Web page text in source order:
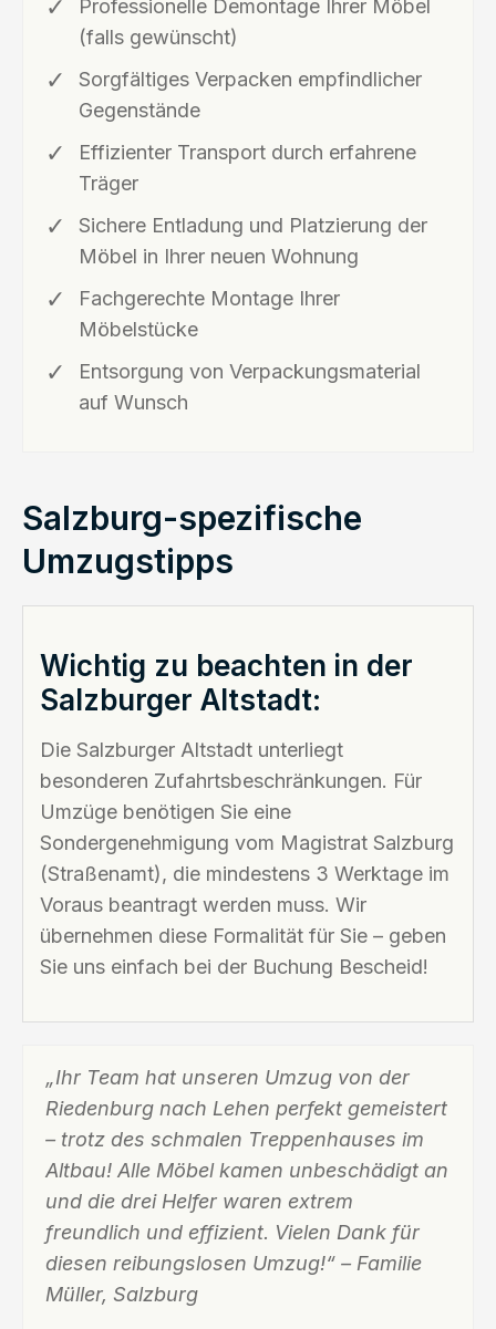
Professionelle Demontage Ihrer Möbel
(falls gewünscht)
Sorgfältiges Verpacken empfindlicher
Gegenstände
Effizienter Transport durch erfahrene
Träger
Sichere Entladung und Platzierung der
Möbel in Ihrer neuen Wohnung
Fachgerechte Montage Ihrer
Möbelstücke
Entsorgung von Verpackungsmaterial
auf Wunsch
Salzburg-spezifische
Umzugstipps
Wichtig zu beachten in der
Salzburger Altstadt:
Die Salzburger Altstadt unterliegt
besonderen Zufahrtsbeschränkungen. Für
Umzüge benötigen Sie eine
Sondergenehmigung vom Magistrat Salzburg
(Straßenamt), die mindestens 3 Werktage im
Voraus beantragt werden muss. Wir
übernehmen diese Formalität für Sie – geben
Sie uns einfach bei der Buchung Bescheid!
„Ihr Team hat unseren Umzug von der
Riedenburg nach Lehen perfekt gemeistert
– trotz des schmalen Treppenhauses im
Altbau! Alle Möbel kamen unbeschädigt an
und die drei Helfer waren extrem
freundlich und effizient. Vielen Dank für
diesen reibungslosen Umzug!“ – Familie
Müller, Salzburg